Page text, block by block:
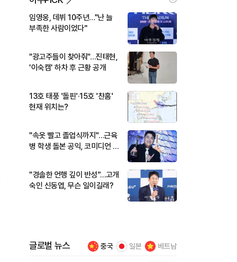
임영웅, 데뷔 10주년…"난 늘
부족한 사람이었다"
"광고주들이 찾아줘"…진태현,
'이숙캠' 하차 후 근황 공개
13호 태풍 '돌핀'·15호 '찬홈'
현재 위치는?
"속옷 빨고 졸업식까지"…근육
병 학생 돌본 공익, 코미디언 김
"경솔한 언행 깊이 반성"…고개
숙인 신동엽, 무슨 일이길래?
글로벌 뉴스 중국 일본 베트남